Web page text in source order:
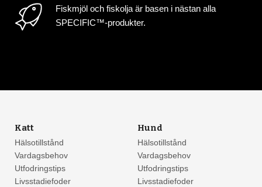
Fiskmjöl och fiskolja är basen i nästan alla
SPECIFIC™-produkter.
Katt
Hälsotillstånd
Vardagsbehov
Utfodringstips
Livsstadiefoder
Hund
Hälsotillstånd
Vardagsbehov
Utfodringstips
Livsstadiefoder